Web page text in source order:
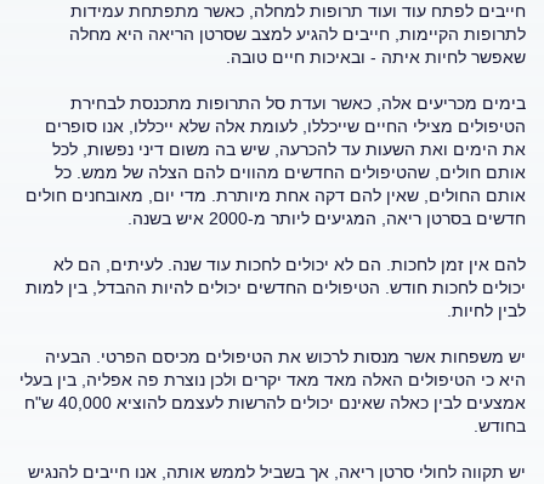
חייבים לפתח עוד ועוד תרופות למחלה, כאשר מתפתחת עמידות
לתרופות הקיימות, חייבים להגיע למצב שסרטן הריאה היא מחלה
שאפשר לחיות איתה - ובאיכות חיים טובה.
בימים מכריעים אלה, כאשר ועדת סל התרופות מתכנסת לבחירת
הטיפולים מצילי החיים שייכללו, לעומת אלה שלא ייכללו, אנו סופרים
את הימים ואת השעות עד להכרעה, שיש בה משום דיני נפשות, לכל
אותם חולים, שהטיפולים החדשים מהווים להם הצלה של ממש. כל
אותם החולים, שאין להם דקה אחת מיותרת. מדי יום, מאובחנים חולים
חדשים בסרטן ריאה, המגיעים ליותר מ-2000 איש בשנה.
להם אין זמן לחכות. הם לא יכולים לחכות עוד שנה. לעיתים, הם לא
יכולים לחכות חודש. הטיפולים החדשים יכולים להיות ההבדל, בין למות
לבין לחיות.
יש משפחות אשר מנסות לרכוש את הטיפולים מכיסם הפרטי. הבעיה
היא כי הטיפולים האלה מאד מאד יקרים ולכן נוצרת פה אפליה, בין בעלי
אמצעים לבין כאלה שאינם יכולים להרשות לעצמם להוציא 40,000 ש"ח
בחודש.
יש תקווה לחולי סרטן ריאה, אך בשביל לממש אותה, אנו חייבים להנגיש